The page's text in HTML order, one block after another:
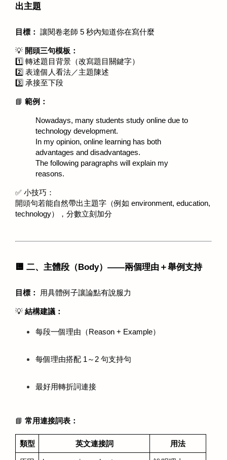
出主題
目標： 讓閱卷老師 5 秒內知道你在寫什麼
💡 開頭三句模板：
1️⃣ 轉述題目背景（改寫題目關鍵字）
2️⃣ 表達個人看法／主題陳述
3️⃣ 承接至下段
📘 範例：
Nowadays, many students study online due to
technology development.
In my opinion, online learning has both
advantages and disadvantages.
The following paragraphs will explain my
reasons.
✅ 小技巧：
開頭句若能自然帶出主題字（例如 environment, education,
technology），分數立刻加分
🟨 二、主體段（Body）——兩個理由＋舉例支持
目標： 用具體例子讓論點有說服力
💡 結構建議：
每段一個理由（Reason + Example）
每個理由搭配 1～2 句支持句
最好用轉折詞連接
📘 常用連接詞表：
類型 英文連接詞 用法